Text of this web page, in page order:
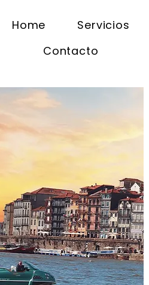
Home
Servicios
Contacto